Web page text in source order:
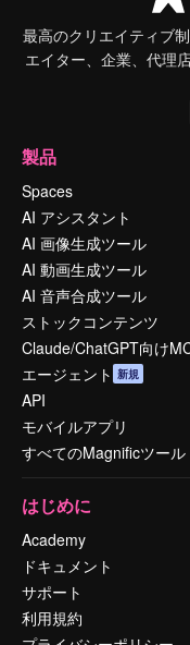
最高のクリエイティブ
エイター、企業、代理
製品
Spaces
AI アシスタント
AI 画像生成ツール
AI 動画生成ツール
AI 音声合成ツール
ストックコンテンツ
Claude/ChatGPT向け
エージェント 新規
API
モバイルアプリ
すべてのMagnificツール
はじめに
Academy
ドキュメント
サポート
利用規約